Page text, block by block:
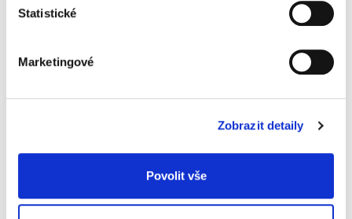
Statistické
Marketingové
Zobrazit detaily
Povolit vše
Objednací číslo
objem
na sklo
ano
Související produkty